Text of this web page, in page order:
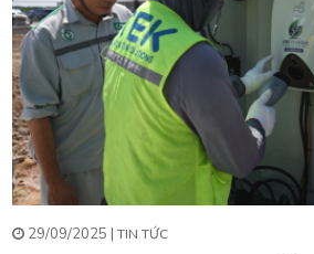
29/09/2025 | TIN TỨC